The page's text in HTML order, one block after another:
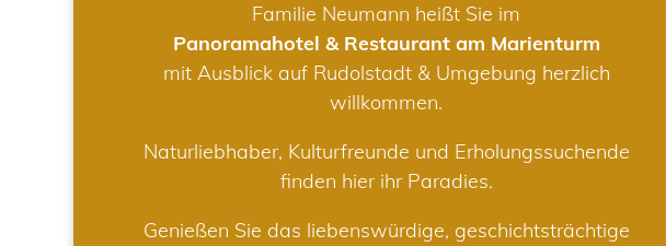
Familie Neumann heißt Sie im
Panoramahotel & Restaurant am Marienturm
mit Ausblick auf Rudolstadt & Umgebung herzlich
willkommen.
Naturliebhaber, Kulturfreunde und Erholungssuchende
finden hier ihr Paradies.
Genießen Sie das liebenswürdige, geschichtsträchtige